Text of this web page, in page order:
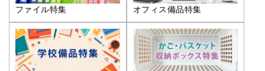
ファイル特集 オフィス備品特集